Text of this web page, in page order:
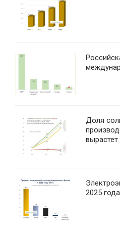
Доля
2025 года